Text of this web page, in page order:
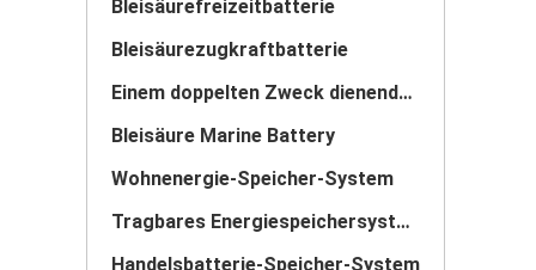
Bleisäurefreizeitbatterie
Bleisäurezugkraftbatterie
Einem doppelten Zweck dienende Batterie
Bleisäure Marine Battery
Wohnenergie-Speicher-System
Tragbares Energiespeichersystem
Handelsbatterie-Speicher-System